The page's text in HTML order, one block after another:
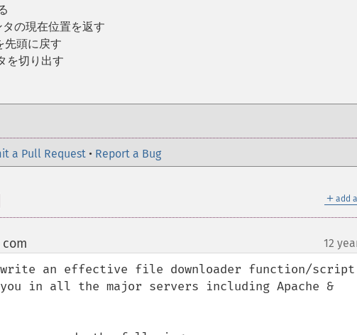
の現在位置を返す
先頭に戻す
を切り出す
a Pull Request • Report a Bug
＋ add
12
an effective file downloader function/
in all the major servers including Apache &